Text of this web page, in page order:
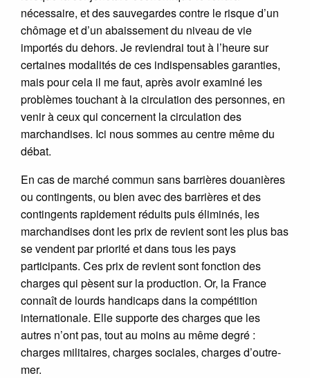
nécessaire, et des sauvegardes contre le risque d’un
chômage et d’un abaissement du niveau de vie
importés du dehors. Je reviendrai tout à l’heure sur
certaines modalités de ces indispensables garanties,
mais pour cela il me faut, après avoir examiné les
problèmes touchant à la circulation des personnes, en
venir à ceux qui concernent la circulation des
marchandises. Ici nous sommes au centre même du
débat.
En cas de marché commun sans barrières douanières
ou contingents, ou bien avec des barrières et des
contingents rapidement réduits puis éliminés, les
marchandises dont les prix de revient sont les plus bas
se vendent par priorité et dans tous les pays
participants. Ces prix de revient sont fonction des
charges qui pèsent sur la production. Or, la France
connaît de lourds handicaps dans la compétition
internationale. Elle supporte des charges que les
autres n’ont pas, tout au moins au même degré :
charges militaires, charges sociales, charges d’outre-
mer.